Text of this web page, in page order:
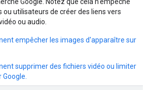
ou utilisateurs de créer des liens vers
ou audio.
empêcher les images d'apparaître sur
supprimer des fichiers vidéo ou limiter